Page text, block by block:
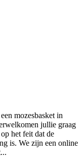
mozesbasket in
jullie graag
het feit dat de
is. We zijn een online
...